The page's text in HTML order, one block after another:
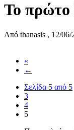
To πρώτο
Από thanasis , 12/06/
«
←
Σελίδα 5 από 5
3
4
5